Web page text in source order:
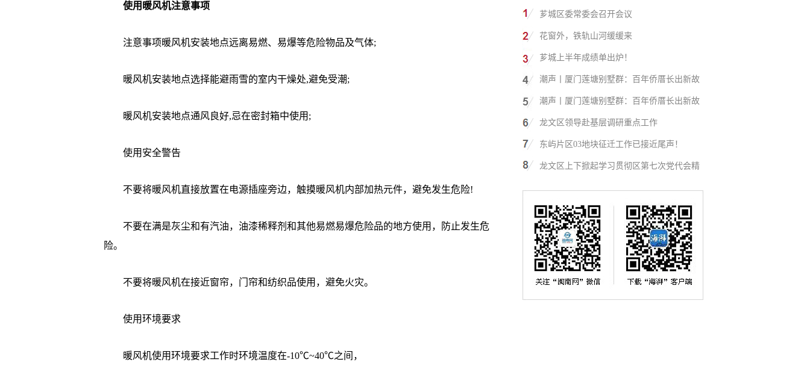
使用暖风机注意事项
注意事项暖风机安装地点远离易燃、易爆等危险物品及气体;
暖风机安装地点选择能避雨雪的室内干燥处,避免受潮;
暖风机安装地点通风良好,忌在密封箱中使用;
使用安全警告
不要将暖风机直接放置在电源插座旁边，触摸暖风机内部加热元件，避免发生危险!
不要在满是灰尘和有汽油，油漆稀释剂和其他易燃易爆危险品的地方使用，防止发生危
险。
不要将暖风机在接近窗帘，门帘和纺织品使用，避免火灾。
使用环境要求
暖风机使用环境要求工作时环境温度在-10℃~40℃之间，
芗城区委常委会召开会议
花窗外，铁轨山河缓缓来
芗城上半年成绩单出炉！
潮声丨厦门莲塘别墅群：百年侨厝长出新故
潮声丨厦门莲塘别墅群：百年侨厝长出新故
龙文区领导赴基层调研重点工作
东屿片区03地块征迁工作已接近尾声！
龙文区上下掀起学习贯彻区第七次党代会精